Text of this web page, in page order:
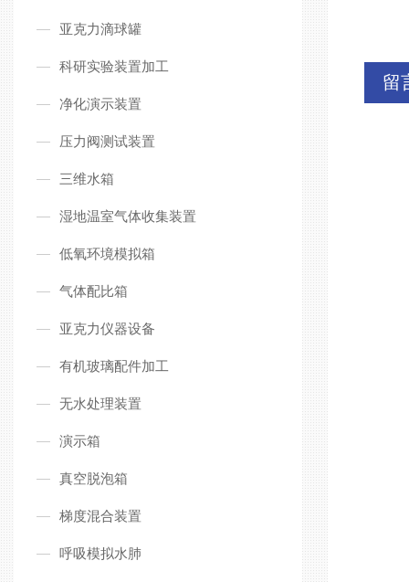
亚克力滴球罐
科研实验装置加工
净化演示装置
压力阀测试装置
三维水箱
湿地温室气体收集装置
低氧环境模拟箱
气体配比箱
亚克力仪器设备
有机玻璃配件加工
无水处理装置
演示箱
真空脱泡箱
梯度混合装置
呼吸模拟水肺
留